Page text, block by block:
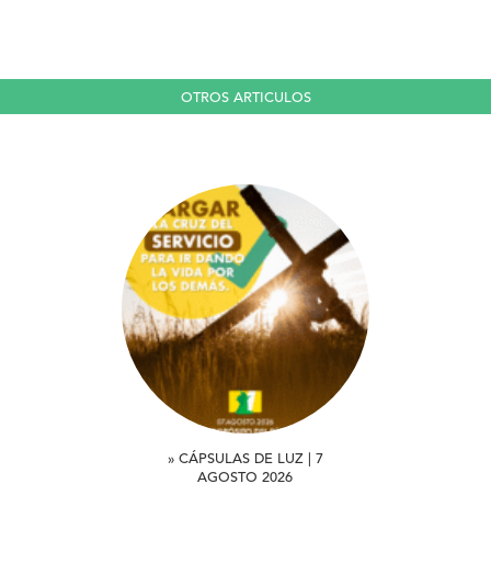
OTROS ARTICULOS
» CÁPSULAS DE LUZ | 7
AGOSTO 2026